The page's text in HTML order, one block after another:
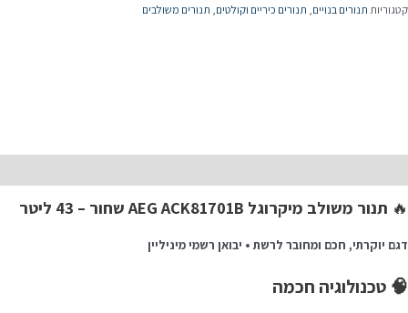
תנורים בנויים,תנורים כיריים וקולטים,תנורים משולבים
תנור משולב מיקרוגל AEG ACK81701B שחור – 43 ליטר
יוקרתי, חכם ומחובר לרשת • יבואן רשמי מיניליין
טכנולוגיה חכמה